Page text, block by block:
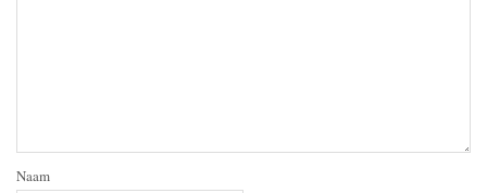
Naam